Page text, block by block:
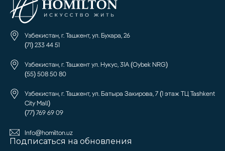
Узбекистан, г. Ташкент, ул. Бухара, 26
(71) 233 44 51
Узбекистан, г. Ташкент ул. Нукус, 31А (Oybek NRG)
(55) 508 50 80
Узбекистан, г. Ташкент, ул. Батыра Закирова, 7 (1 этаж ТЦ Tashkent
City Mall)
(77) 769 69 09
Info@homilton.uz
Подписаться на обновления